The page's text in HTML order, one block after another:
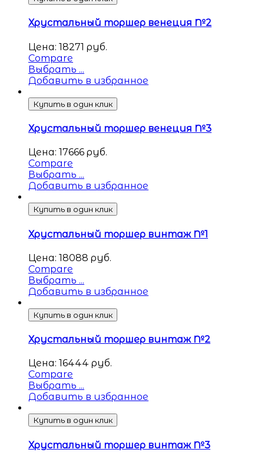
Хрустальный торшер венеция №2
Цена: 18271 руб.
Compare
Выбрать ...
Добавить в избранное
Купить в один клик
Хрустальный торшер венеция №3
Цена: 17666 руб.
Compare
Выбрать ...
Добавить в избранное
Купить в один клик
Хрустальный торшер винтаж №1
Цена: 18088 руб.
Compare
Выбрать ...
Добавить в избранное
Купить в один клик
Хрустальный торшер винтаж №2
Цена: 16444 руб.
Compare
Выбрать ...
Добавить в избранное
Купить в один клик
Хрустальный торшер винтаж №3